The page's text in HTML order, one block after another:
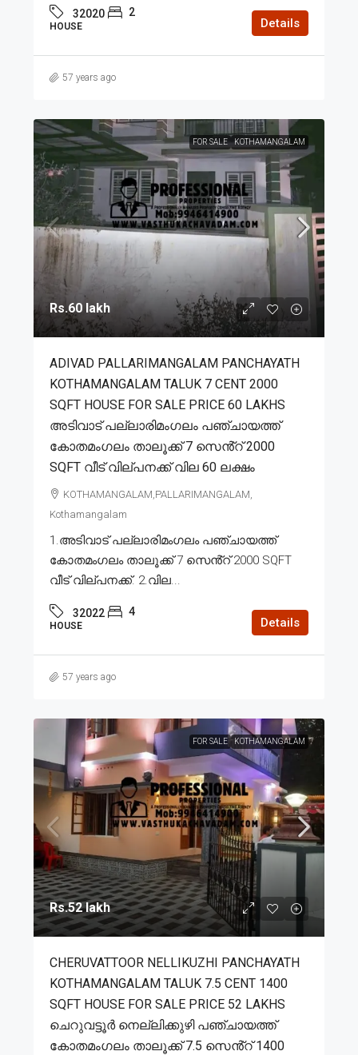
32020 2
HOUSE Details
57 years ago
FOR SALE KOTHAMANGALAM
Rs.60 lakh
ADIVAD PALLARIMANGALAM PANCHAYATH
KOTHAMANGALAM TALUK 7 CENT 2000
SQFT HOUSE FOR SALE PRICE 60 LAKHS
അടിവാട് പല്ലാരിമംഗലം പഞ്ചായത്ത്
കോതമംഗലം താലൂക്ക് 7 സെൻ്റ് 2000
SQFT വീട് വില്പനക്ക് വില 60 ലക്ഷം
KOTHAMANGALAM,PALLARIMANGALAM,
Kothamangalam
1.അടിവാട് പല്ലാരിമംഗലം പഞ്ചായത്ത്
കോതമംഗലം താലൂക്ക് 7 സെൻ്റ് 2000 SQFT
വീട് വില്പനക്ക്. 2.വില...
32022 4
HOUSE Details
57 years ago
FOR SALE KOTHAMANGALAM
Rs.52 lakh
CHERUVATTOOR NELLIKUZHI PANCHAYATH
KOTHAMANGALAM TALUK 7.5 CENT 1400
SQFT HOUSE FOR SALE PRICE 52 LAKHS
ചെറുവട്ടൂർ നെല്ലിക്കുഴി പഞ്ചായത്ത്
കോതമംഗലം താലൂക്ക് 7.5 സെൻ്റ് 1400